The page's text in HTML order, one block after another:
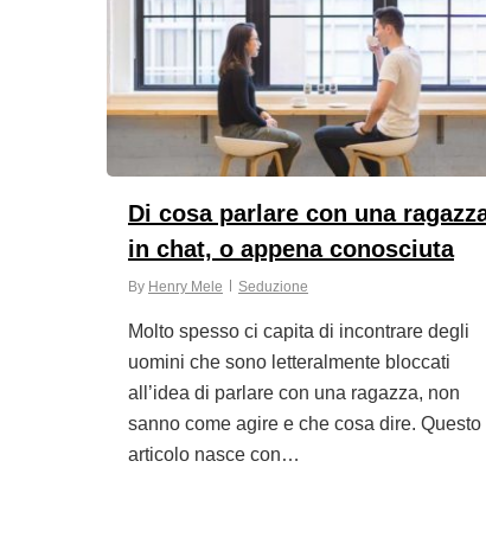
Di cosa parlare con una
in chat, o appena conosciuta
By Henry Mele Seduzione
Molto spesso ci capita di incontrare degli
uomini che sono letteralmente bloccati
all’idea di parlare con una ragazza, non
sanno come agire e che cosa dire. Questo
articolo nasce con…